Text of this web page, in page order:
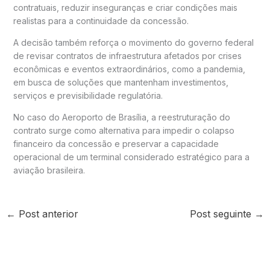
contratuais, reduzir inseguranças e criar condições mais
realistas para a continuidade da concessão.
A decisão também reforça o movimento do governo federal
de revisar contratos de infraestrutura afetados por crises
econômicas e eventos extraordinários, como a pandemia,
em busca de soluções que mantenham investimentos,
serviços e previsibilidade regulatória.
No caso do Aeroporto de Brasília, a reestruturação do
contrato surge como alternativa para impedir o colapso
financeiro da concessão e preservar a capacidade
operacional de um terminal considerado estratégico para a
aviação brasileira.
← Post anterior Post seguinte →